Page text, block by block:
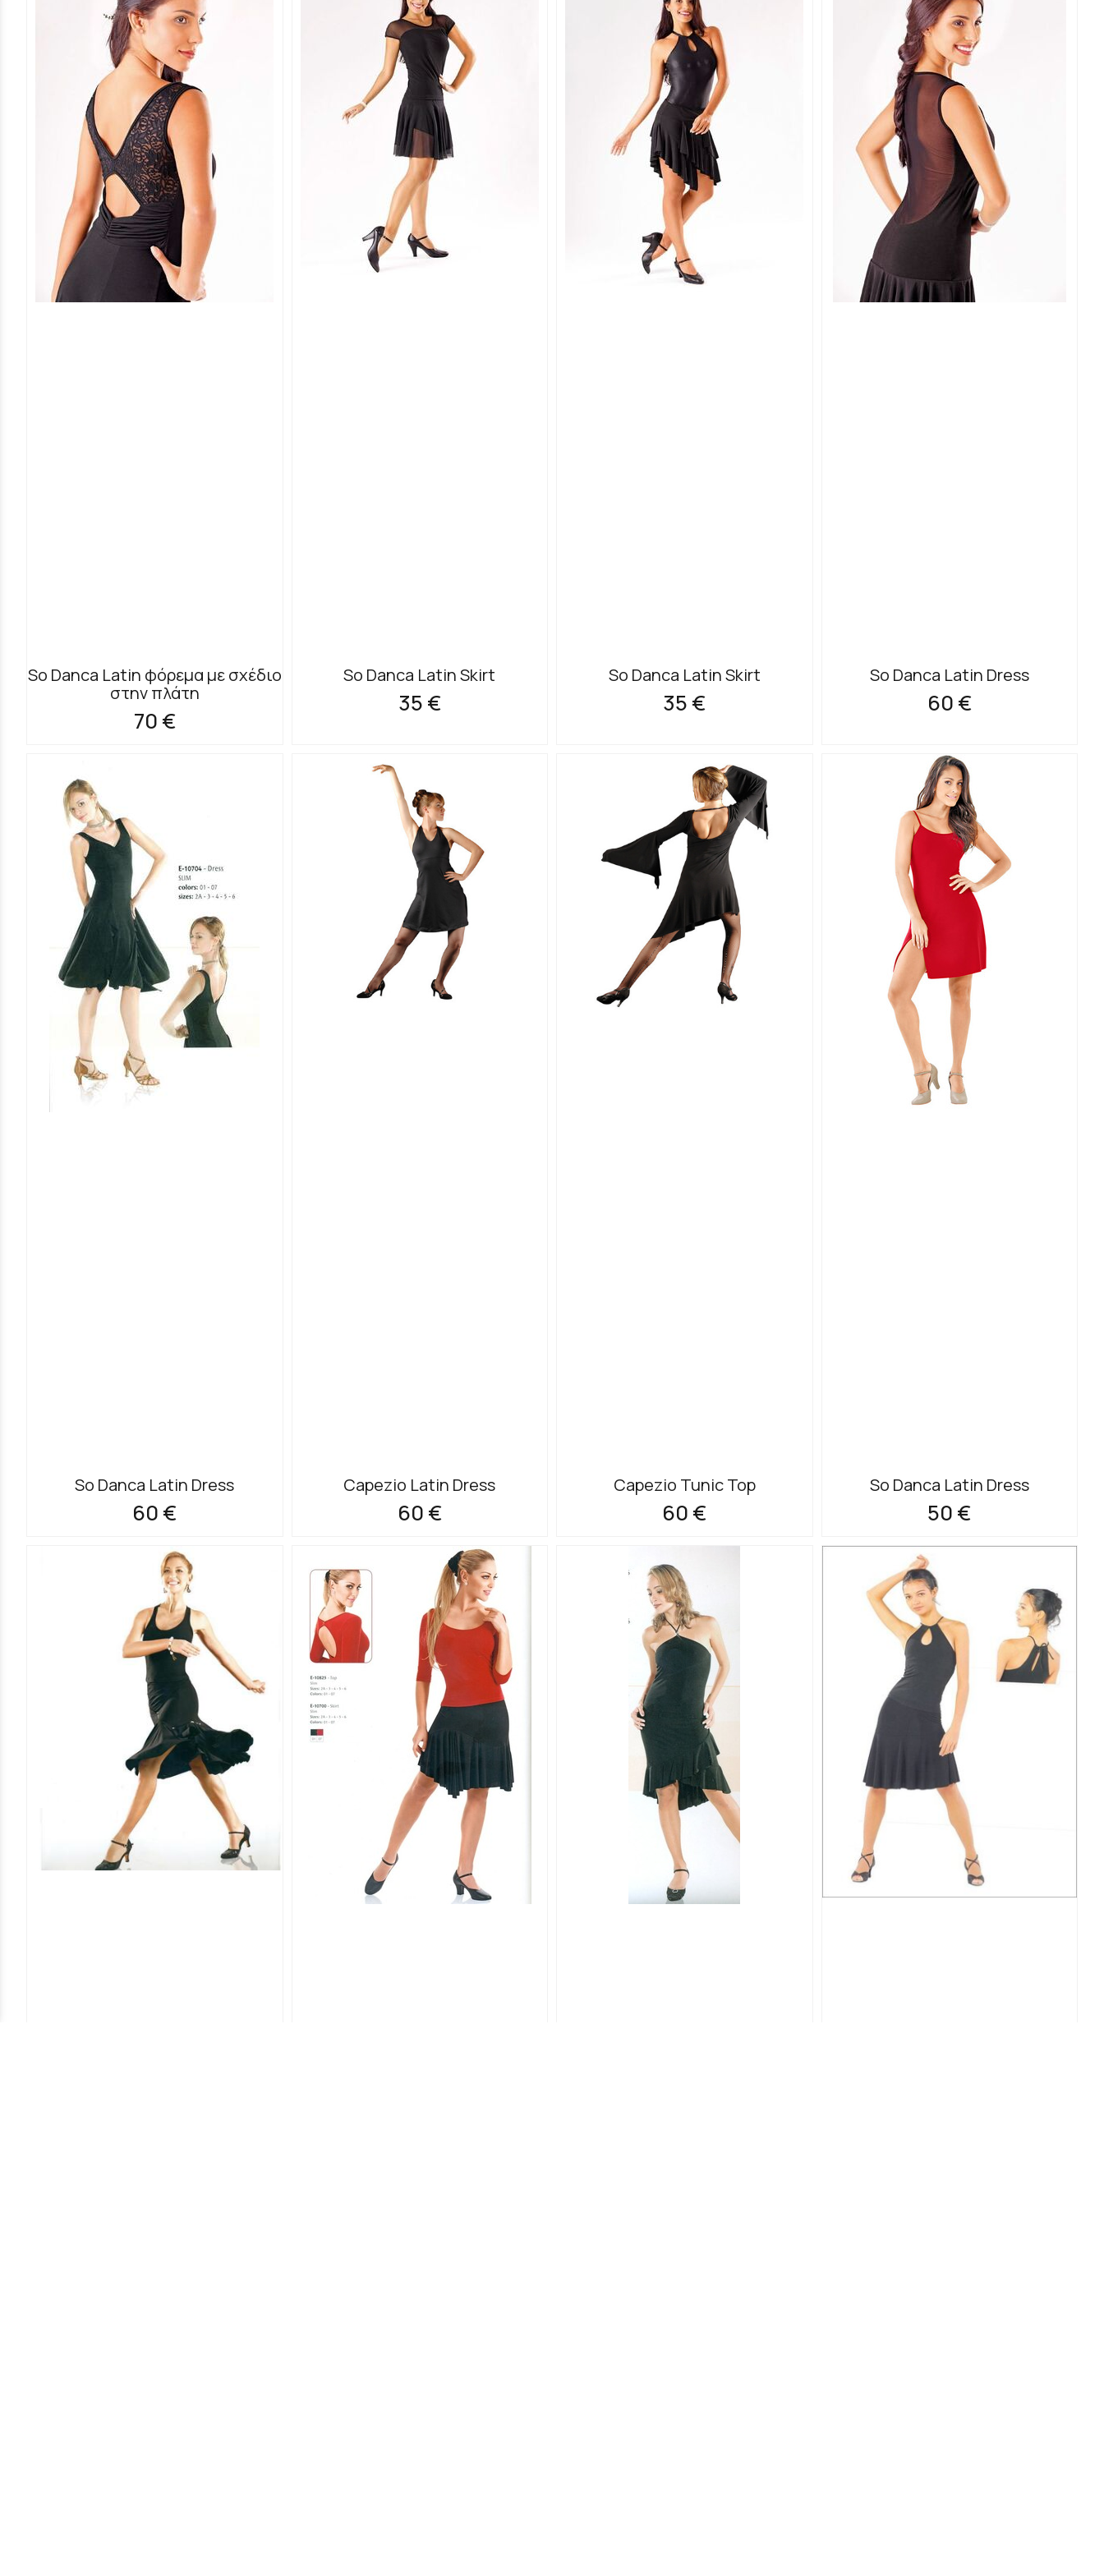
So Danca Latin φόρεμα με σχέδιο
στην πλάτη
70 €
So Danca Latin Skirt
35 €
So Danca Latin Skirt
35 €
So Danca Latin Dress
60 €
So Danca Latin Dress
60 €
Capezio Latin Dress
60 €
Capezio Tunic Top
60 €
So Danca Latin Dress
50 €